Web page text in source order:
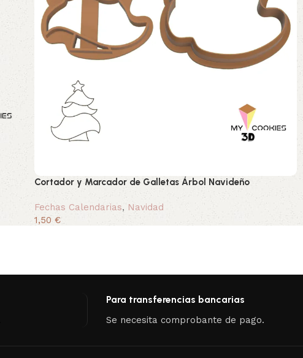
Cortador y Marcador de Galletas Árbol Navideño
Fechas Calendarias, Navidad
1,50 €
Para transferencias bancarias
Se necesita comprobante de pago.